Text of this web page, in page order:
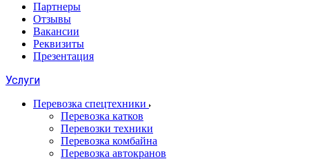
Партнеры
Отзывы
Вакансии
Реквизиты
Презентация
Услуги
Перевозка спецтехники
Перевозка катков
Перевозки техники
Перевозка комбайна
Перевозка автокранов